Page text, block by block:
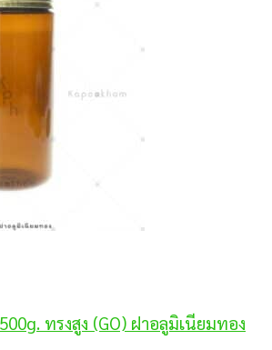
ทรงสูง (GO) ฝาอลูมิเนียมทอง